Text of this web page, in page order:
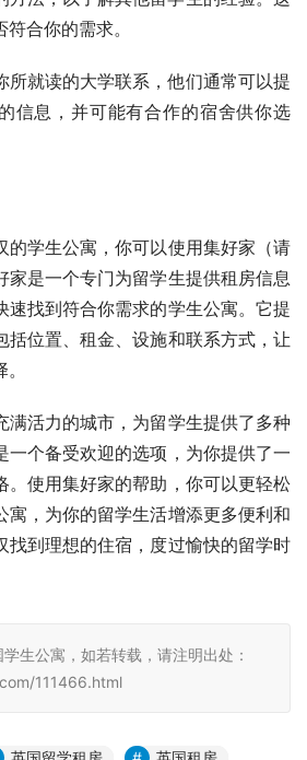
合你的需求。
所就读的大学联系，他们通常可以提
信息，并可能有合作的宿舍供你选
的学生公寓，你可以使用集好家（请
家是一个专门为留学生提供租房信息
速找到符合你需求的学生公寓。它提
括位置、租金、设施和联系方式，让
满活力的城市，为留学生提供了多种
一个备受欢迎的选项，为你提供了一
。使用集好家的帮助，你可以更轻松
寓，为你的留学生活增添更多便利和
找到理想的住宿，度过愉快的留学时
生公寓，如若转载，请注明出处：
111466.html